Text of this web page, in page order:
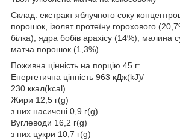
Склад: екстракт яблучного соку
порошок, ізолят протеїну горохового
білка), ядра бобів арахісу (14%), малина
матча порошок (1,3%).
Поживна цінність на порцію 45 г:
Енергетична цінність 963 кДж(kJ)/
230 ккал(kcal)
Жири 12,5 г(g)
з них насичені 0,9 г(g)
Вуглеводи 16,2 г(g)
з них цукри 10,7 г(g)